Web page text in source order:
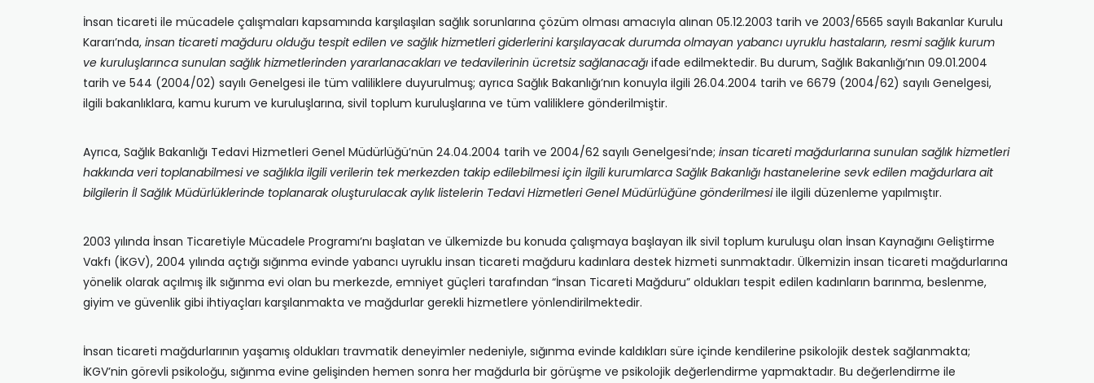
İnsan ticareti ile mücadele çalışmaları kapsamında karşılaşılan sağlık sorunlarına çözüm olması amacıyla alınan 05.12.2003 tarih ve 2003/6565 sayılı Bakanlar Kurulu
Kararı’nda, insan ticareti mağduru olduğu tespit edilen ve sağlık hizmetleri giderlerini karşılayacak durumda olmayan yabancı uyruklu hastaların, resmi sağlık kurum
ve kuruluşlarınca sunulan sağlık hizmetlerinden yararlanacakları ve tedavilerinin ücretsiz sağlanacağı ifade edilmektedir. Bu durum, Sağlık Bakanlığı’nın 09.01.2004
tarih ve 544 (2004/02) sayılı Genelgesi ile tüm valiliklere duyurulmuş; ayrıca Sağlık Bakanlığı’nın konuyla ilgili 26.04.2004 tarih ve 6679 (2004/62) sayılı Genelgesi,
ilgili bakanlıklara, kamu kurum ve kuruluşlarına, sivil toplum kuruluşlarına ve tüm valiliklere gönderilmiştir.
Ayrıca, Sağlık Bakanlığı Tedavi Hizmetleri Genel Müdürlüğü’nün 24.04.2004 tarih ve 2004/62 sayılı Genelgesi’nde; insan ticareti mağdurlarına sunulan sağlık hizmetleri
hakkında veri toplanabilmesi ve sağlıkla ilgili verilerin tek merkezden takip edilebilmesi için ilgili kurumlarca Sağlık Bakanlığı hastanelerine sevk edilen mağdurlara ait
bilgilerin İl Sağlık Müdürlüklerinde toplanarak oluşturulacak aylık listelerin Tedavi Hizmetleri Genel Müdürlüğüne gönderilmesiile ilgili düzenleme yapılmıştır.
2003 yılında İnsan Ticaretiyle Mücadele Programı’nı başlatan ve ülkemizde bu konuda çalışmaya başlayan ilk sivil toplum kuruluşu olan İnsan Kaynağını Geliştirme
Vakfı (İKGV), 2004 yılında açtığı sığınma evinde yabancı uyruklu insan ticareti mağduru kadınlara destek hizmeti sunmaktadır. Ülkemizin insan ticareti mağdurlarına
yönelik olarak açılmış ilk sığınma evi olan bu merkezde, emniyet güçleri tarafından “İnsan Ticareti Mağduru” oldukları tespit edilen kadınların barınma, beslenme,
giyim ve güvenlik gibi ihtiyaçları karşılanmakta ve mağdurlar gerekli hizmetlere yönlendirilmektedir.
İnsan ticareti mağdurlarının yaşamış oldukları travmatik deneyimler nedeniyle, sığınma evinde kaldıkları süre içinde kendilerine psikolojik destek sağlanmakta;
İKGV’nin görevli psikoloğu, sığınma evine gelişinden hemen sonra her mağdurla bir görüşme ve psikolojik değerlendirme yapmaktadır. Bu değerlendirme ile